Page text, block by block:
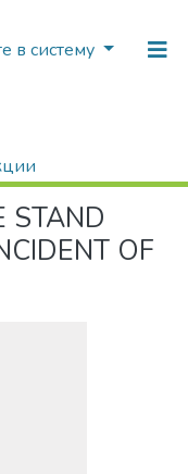
в систему
STAND
OF